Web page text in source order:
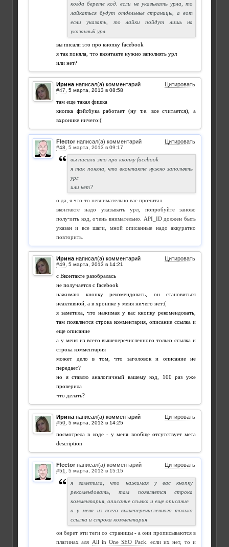
когда берете код. если не указывать урла, то
лайкаться будут отдельные страницы, а вот
если указать, то лайки пойдут лишь на
указанный урл.
вы писали это про кнопку facebook
я так поняла, что вконтакте нужно заполнять урл
или нет?
Ирина написал(а) комментарий Цитировать
#47
там еще такая фишка
кнопка фэйсбука работает (ну т.е. все считается), а
вхронике ничего:(
Flector написал(а) комментарий Цитировать
#48
вы писали это про кнопку facebook
я так поняла, что вконтакте нужно заполнять
урл
или нет?
о да, я что-то невнимательно вас прочитал.
вконтакте надо указывать урл, попробуйте заново
получить код, очень внимательно. API_ID должен быть
указан и все шаги, мной описанные надо аккуратно
повторить.
Ирина написал(а) комментарий Цитировать
#49
с Вконтакте разобралась
не получается с facebook
нажимаю кнопку рекомендовать, он становиться
неактивной, а в хронике у меня ничего нет:(
я заметила, что нажимая у вас кнопку рекомендовать,
там появляется строка комментария, описание ссылка и
еще описание
а у меня из всего вышеперечисленного только ссылка и
строка комментария
может дело в том, что заголовок и описание не
передает?
но я ставлю аналогичный вашему код, 100 раз уже
проверила
что делать?
Ирина написал(а) комментарий Цитировать
#50
посмотрела в коде - у меня вообще отсутствует мета
description
Flector написал(а) комментарий Цитировать
#51
я заметила, что нажимая у вас кнопку
рекомендовать, там появляется строка
комментария, описание ссылка и еще описание
а у меня из всего вышеперечисленного только
ссылка и строка комментария
он берет эти теги со страницы - а они прописываются в
плагинах аля All in One SEO Pack . если их нет, то и